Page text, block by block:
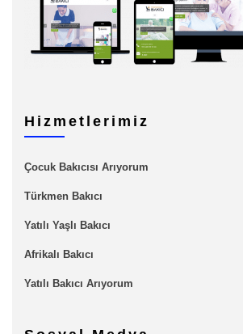
Hizmetlerimiz
Çocuk Bakıcısı Arıyorum
Türkmen Bakıcı
Yatılı Yaşlı Bakıcı
Afrikalı Bakıcı
Yatılı Bakıcı Arıyorum